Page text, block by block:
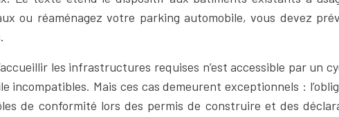
ou réaménagez votre parking automobile, vous devez
les infrastructures requises n’est accessible par un
Mais ces cas demeurent exceptionnels :
de conformité lors des permis de construire et des